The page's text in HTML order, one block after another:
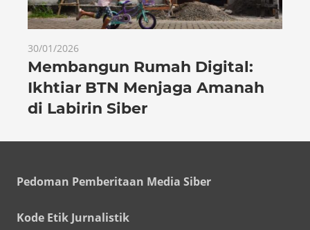
30/01/2026
Membangun Rumah Digital:
Ikhtiar BTN Menjaga Amanah
di Labirin Siber
Pedoman Pemberitaan Media Siber
Kode Etik Jurnalistik